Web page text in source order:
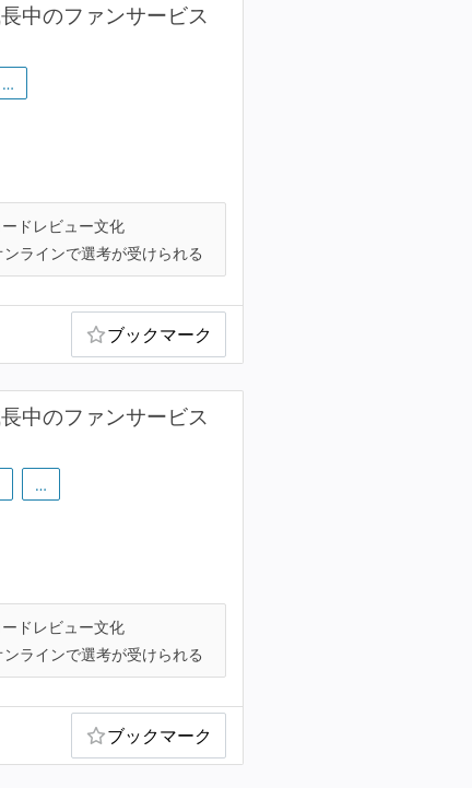
中のファンサービス
…
ードレビュー文化
ンラインで選考が受けられる
ブックマーク
中のファンサービス
…
ードレビュー文化
ンラインで選考が受けられる
ブックマーク